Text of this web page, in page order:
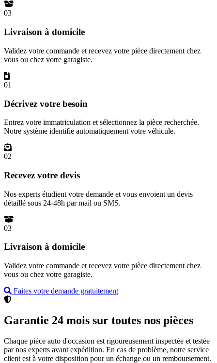
03
Livraison à domicile
Validez votre commande et recevez votre pièce directement chez
vous ou chez votre garagiste.
01
Décrivez votre besoin
Entrez votre immatriculation et sélectionnez la pièce recherchée.
Notre système identifie automatiquement votre véhicule.
02
Recevez votre devis
Nos experts étudient votre demande et vous envoient un devis
détaillé sous 24-48h par mail ou SMS.
03
Livraison à domicile
Validez votre commande et recevez votre pièce directement chez
vous ou chez votre garagiste.
Faites votre demande gratuitement
Garantie 24 mois sur toutes nos pièces
Chaque pièce auto d'occasion est rigoureusement inspectée et testée
par nos experts avant expédition. En cas de problème, notre service
client est à votre disposition pour un échange ou un remboursement.